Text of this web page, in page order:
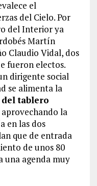
el
del Cielo. Por
del Interior ya
Martín
Claudio Vidal, dos
fueron electos.
dirigente social
se alimenta la
tablero
aprovechando la
en las dos
que de entrada
de unos 80
una agenda muy